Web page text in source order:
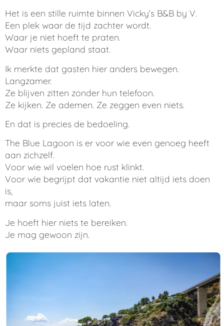
Het is een stille ruimte binnen Vicky’s B&B by V.
Een plek waar de tijd zachter wordt.
Waar je niet hoeft te praten.
Waar niets gepland staat.
Ik merkte dat gasten hier anders bewegen.
Langzamer.
Ze blijven zitten zonder hun telefoon.
Ze kijken. Ze ademen. Ze zeggen even niets.
En dat is precies de bedoeling.
The Blue Lagoon is er voor wie even genoeg heeft
aan zichzelf.
Voor wie wil voelen hoe rust klinkt.
Voor wie begrijpt dat vakantie niet altijd iets doen
is,
maar soms juist iets laten.
Je hoeft hier niets te bereiken.
Je mag gewoon zijn.